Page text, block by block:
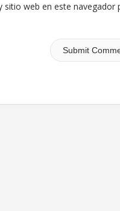
web en este navegador